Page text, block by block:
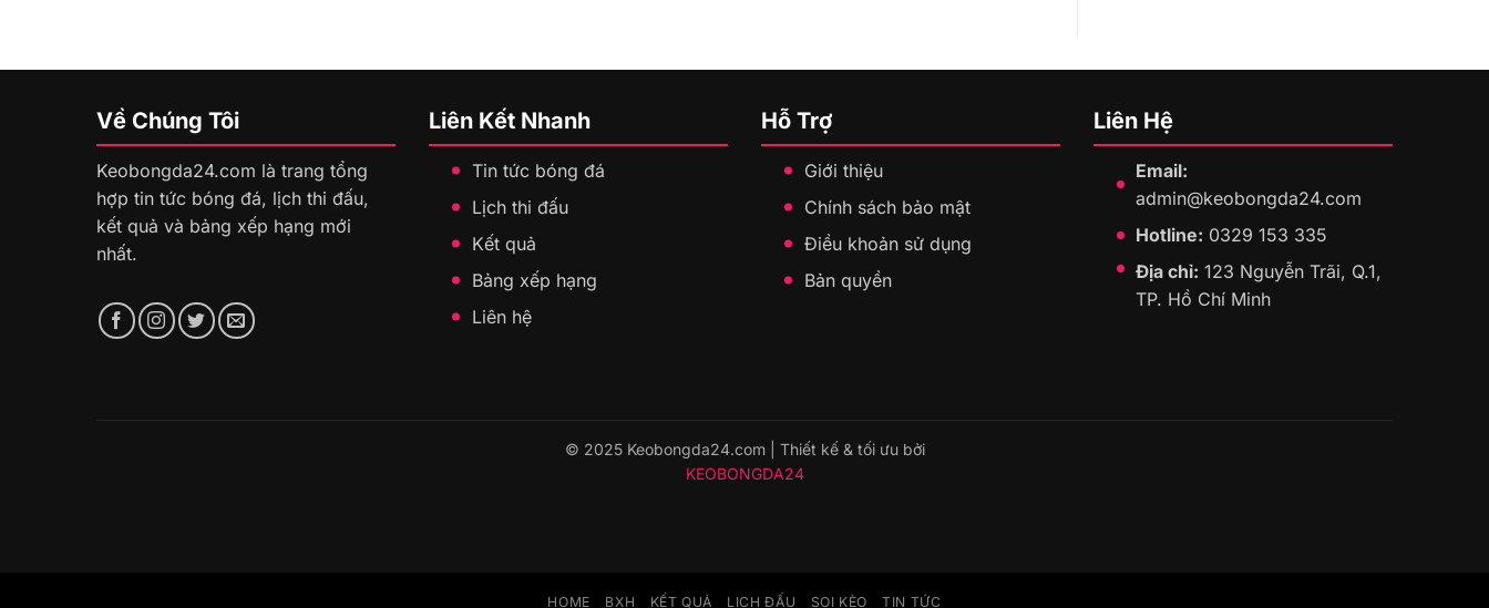
Về Chúng Tôi
Keobongda24.com là trang tổng
hợp tin tức bóng đá, lịch thi đấu,
kết quả và bảng xếp hạng mới
nhất.
Liên Kết Nhanh
Tin tức bóng đá
Lịch thi đấu
Kết quả
Bảng xếp hạng
Liên hệ
Hỗ Trợ
Giới thiệu
Chính sách bảo mật
Điều khoản sử dụng
Bản quyền
Liên Hệ
Email:
admin@keobongda24.com
Hotline: 0329 153 335
Địa chỉ: 123 Nguyễn Trãi, Q.1,
TP. Hồ Chí Minh
© 2025 Keobongda24.com | Thiết kế & tối ưu bởi
KEOBONGDA24
HOME BXH KẾT QUẢ LỊCH ĐẤU SOI KÈO TIN TỨC